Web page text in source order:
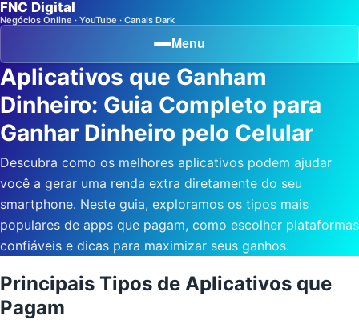
FNC Digital
Negócios Online · YouTube · Canais Dark
Menu
Aplicativos que Ganham
Dinheiro: Guia Completo para
Ganhar Dinheiro pelo Celular
Descubra como os melhores aplicativos podem ajudar
você a gerar uma renda extra diretamente do seu
smartphone. Neste guia, exploramos os tipos mais
populares de apps que pagam, como escolher plataformas
confiáveis e dicas para maximizar seus ganhos.
Principais Tipos de Aplicativos que
Pagam